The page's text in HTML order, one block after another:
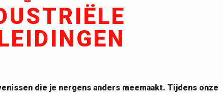
die je nergens anders meemaakt. Tijdens onze